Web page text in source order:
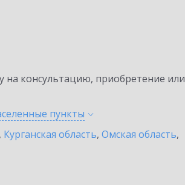
консультацию, приобретение или
пункты
, Курганская область, Омская область,